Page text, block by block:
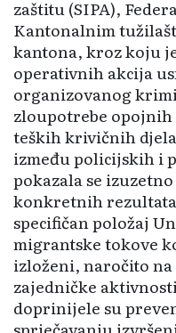
zaštitu (SIPA),
Kantonalnim
kantona, kroz koju
operativnih akcija
organizovanog
zloupotrebe
teških krivičnih
između policijskih i
pokazala se
konkretnih
specifičan položaj
migra­ntske tokove
izloženi, naročito
zajedničke
doprinijele su
sprječavanju